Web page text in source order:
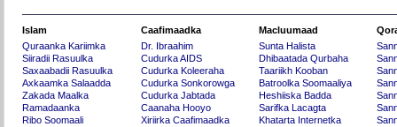
Islam
Quraanka Kariimka
Siiradii Rasuulka
Saxaabadii Rasuulka
Axkaamka Salaadda
Zakada Maalka
Ramadaanka
Ribo Soomaali
Caafimaadka
Dr. Ibraahim
Cudurka AIDS
Cudurka Koleeraha
Cudurka Sonkorowga
Cudurka Jabtada
Caanaha Hooyo
Xiriirka Caafimaadka
Macluumaad
Sunta Halista
Dhibaatada Qurbaha
Taariikh Kooban
Batroolka Soomaaliya
Heshiiska Badda
Sarifka Lacagta
Khatarta Internetka